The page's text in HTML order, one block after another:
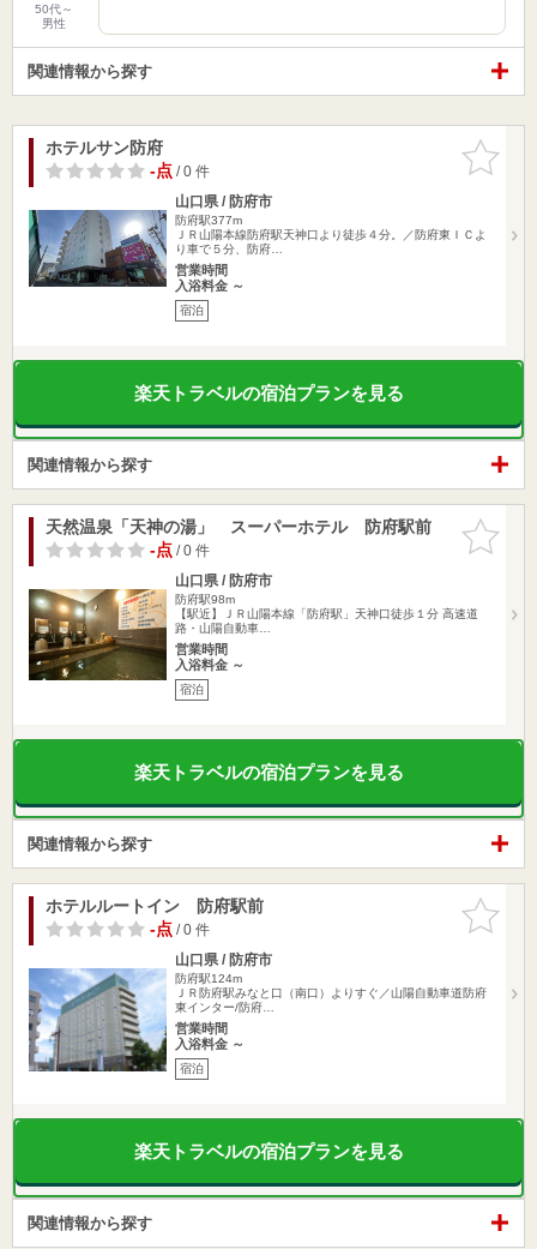
50代～
男性
関連情報から探す
お気に入
りに追加
ホテルサン防府
-点/ 0 件
山口県 / 防府市
防府駅377m
ＪＲ山陽本線防府駅天神口より徒歩４分。／防府東ＩＣよ
り車で５分、防府…
営業時間
入浴料金 ～
宿泊
楽天トラベルの宿泊プランを見る
関連情報から探す
お気に入
りに追加
天然温泉「天神の湯」 スーパーホテル 防府駅前
-点/ 0 件
山口県 / 防府市
防府駅98m
【駅近】ＪＲ山陽本線「防府駅」天神口徒歩１分 高速道
路・山陽自動車…
営業時間
入浴料金 ～
宿泊
楽天トラベルの宿泊プランを見る
関連情報から探す
お気に入
りに追加
ホテルルートイン 防府駅前
-点/ 0 件
山口県 / 防府市
防府駅124m
ＪＲ防府駅みなと口（南口）よりすぐ／山陽自動車道防府
東インター/防府…
営業時間
入浴料金 ～
宿泊
楽天トラベルの宿泊プランを見る
関連情報から探す